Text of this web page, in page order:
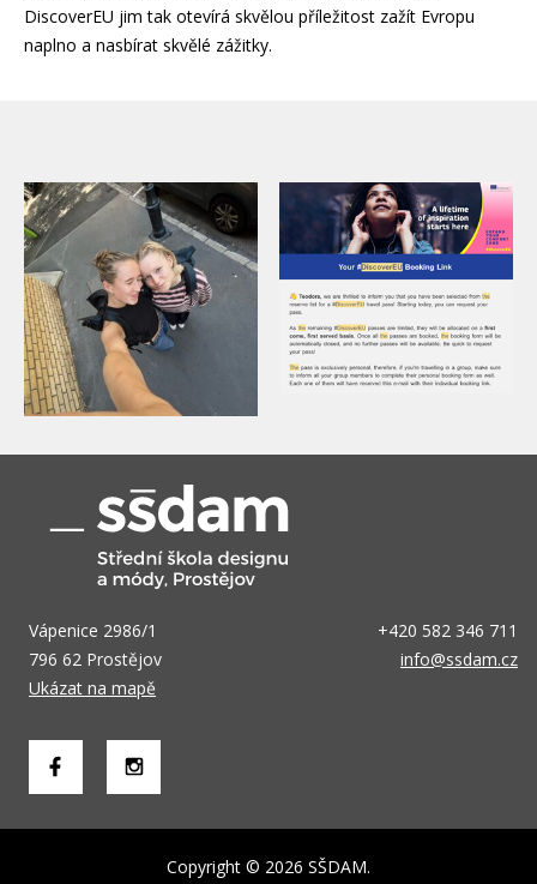
DiscoverEU jim tak otevírá skvělou příležitost zažít Evropu
naplno a nasbírat skvělé zážitky.
Vápenice 2986/1
796 62 Prostějov
Ukázat na mapě
+420 582 346 711
info@ssdam.cz
Copyright © 2026 SŠDAM.